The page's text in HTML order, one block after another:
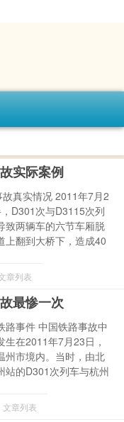
实际案例
真实情况 2011年7月2
D301次与D3115次列
致两辆车的六节车厢脱
上翻到大桥下，造成40
章列表
最惨一次
路事件 中国铁路事故中
生在2011年7月23日，
州市境内。当时，由北
站的D301次列车与杭州
文章列表